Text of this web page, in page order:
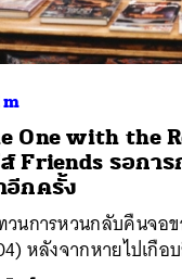
One with the
Friends รอกา
อีกครั้ง
นการหวนกลับคืนจอข
หลังจากหายไปเกือ